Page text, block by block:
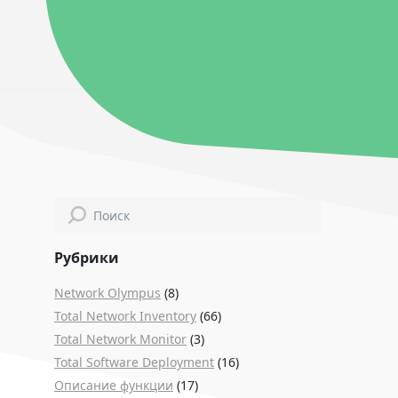
Рубрики
Network Olympus (8)
Total Network Inventory (66)
Total Network Monitor (3)
Total Software Deployment (16)
Описание функции (17)